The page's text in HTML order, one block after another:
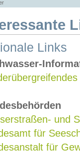
Links
und
für
für